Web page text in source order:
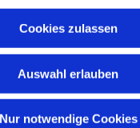
Cookies zulassen
Auswahl erlauben
Nur notwendige Cookies
70
hildegard-von-